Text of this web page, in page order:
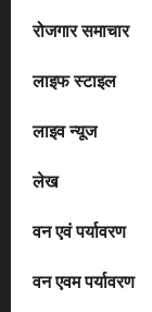
रोजगार समाचार
लाइफ स्टाइल
लाइव न्यूज
लेख
वन एवं पर्यावरण
वन एवम पर्यावरण